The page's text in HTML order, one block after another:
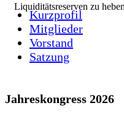
Liquiditätsreserven zu
Kurzprofil
Mitglieder
Vorstand
Satzung
Jahreskongress 2026